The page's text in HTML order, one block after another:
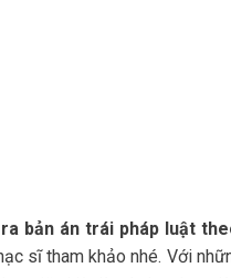
bản án trái pháp luật
sĩ tham khảo nhé. Với